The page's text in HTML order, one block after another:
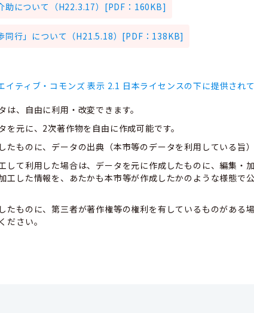
助について（H22.3.17）[PDF：160KB]
同行」について（H21.5.18）[PDF：138KB]
イティブ・コモンズ 表示 2.1 日本ライセンスの下に提供されて
、自由に利用・改変できます。
元に、2次著作物を自由に作成可能です。
たものに、データの出典（本市等のデータを利用している旨
して利用した場合は、データを元に作成したものに、編集・
工した情報を、あたかも本市等が作成したかのような様態で
たものに、第三者が著作権等の権利を有しているものがある
ださい。